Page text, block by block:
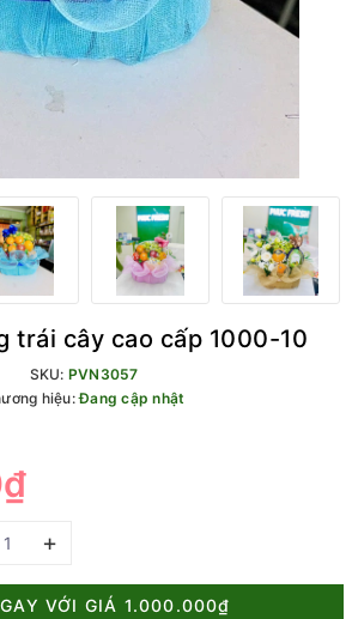
trái cây cao cấp 1000-10
SKU: PVN3057
hiệu:Đang cập nhật
+
VỚI GIÁ 1.000.000₫